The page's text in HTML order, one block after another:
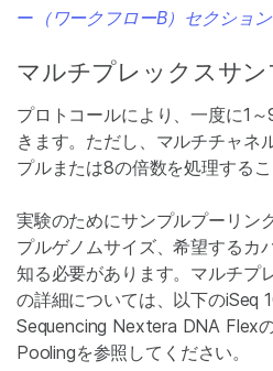
ー （ワークフローB）セクショ
マルチプレックスサ
プロトコールにより、一度に1
きます。ただし、マルチチャネ
プルまたは8の倍数を処理するこ
実験のためにサンプルプーリン
プルゲノムサイズ、希望するカ
知る必要があります。マルチプ
の詳細については、以下のiSeq
Sequencing Nextera DNA Flex
Poolingを参照してください。